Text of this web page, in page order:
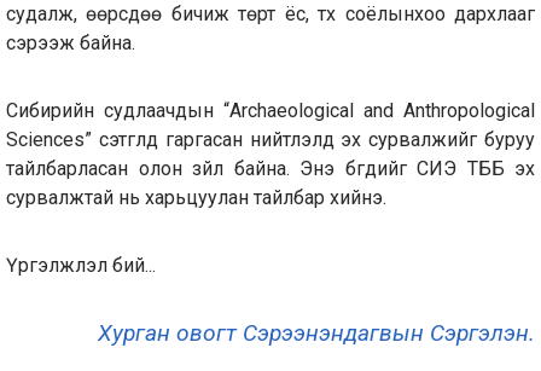
судалж, өөрсдөө бичиж төрт ёс, түүх соёлынхоо дархлааг
сэрээж байна.
Сибирийн судлаачдын “Archaeological and Anthropological
Sciences” сэтгүүлд гаргасан нийтлэлд эх сурвалжийг буруу
тайлбарласан олон зүйл байна. Энэ бүгдийг СИЭ ТББ эх
сурвалжтай нь харьцуулан тайлбар хийнэ.
Үргэлжлэл бий...
Хурган овогт Сэрээнэндагвын Сэргэлэн.